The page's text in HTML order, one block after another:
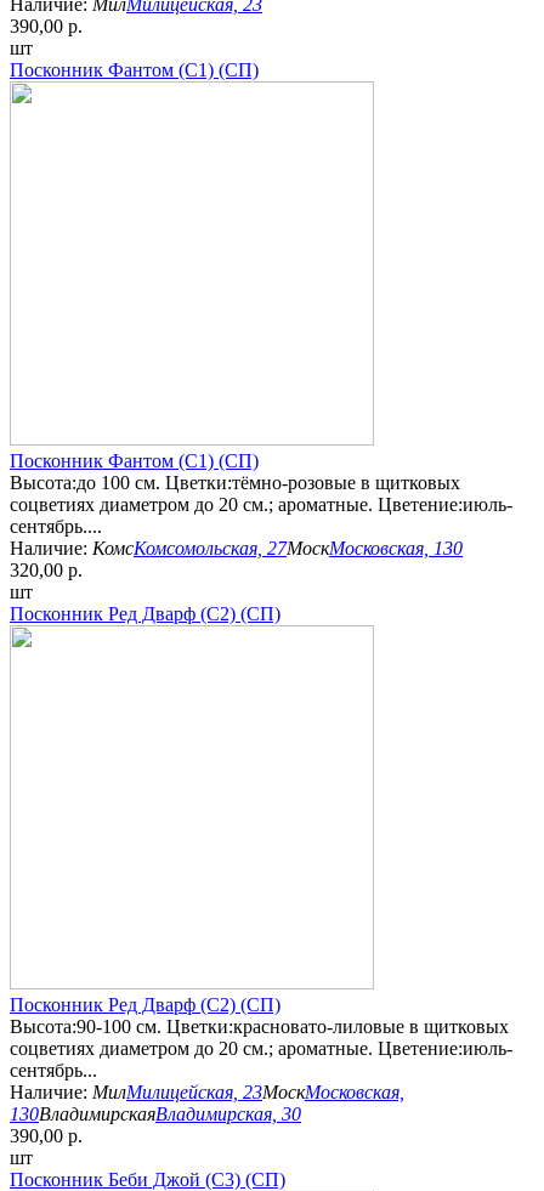
390,00 р.
шт
Посконник Фантом (С1) (СП)
Посконник Фантом (С1) (СП)
Высота:до 100 см. Цветки:тёмно-розовые в щитковых
соцветиях диаметром до 20 см.; ароматные. Цветение:июль-
сентябрь....
Наличие: КомсКомсомольская, 27МоскМосковская, 130
320,00 р.
шт
Посконник Ред Дварф (С2) (СП)
Посконник Ред Дварф (С2) (СП)
Высота:90-100 см. Цветки:красновато-лиловые в щитковых
соцветиях диаметром до 20 см.; ароматные. Цветение:июль-
сентябрь...
Наличие: МилМилицейская, 23МоскМосковская,
130ВладимирскаяВладимирская, 30
390,00 р.
шт
Посконник Беби Джой (С3) (СП)